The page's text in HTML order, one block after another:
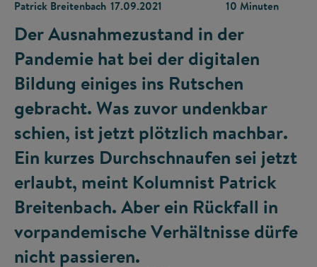
Patrick Breitenbach 17.09.2021
10 Minuten
Der Ausnahmezustand in der
Pandemie hat bei der digitalen
Bildung einiges ins Rutschen
gebracht. Was zuvor undenkbar
schien, ist jetzt plötzlich machbar.
Ein kurzes Durchschnaufen sei jetzt
erlaubt, meint Kolumnist Patrick
Breitenbach. Aber ein Rückfall in
vorpandemische Verhältnisse dürfe
nicht passieren.